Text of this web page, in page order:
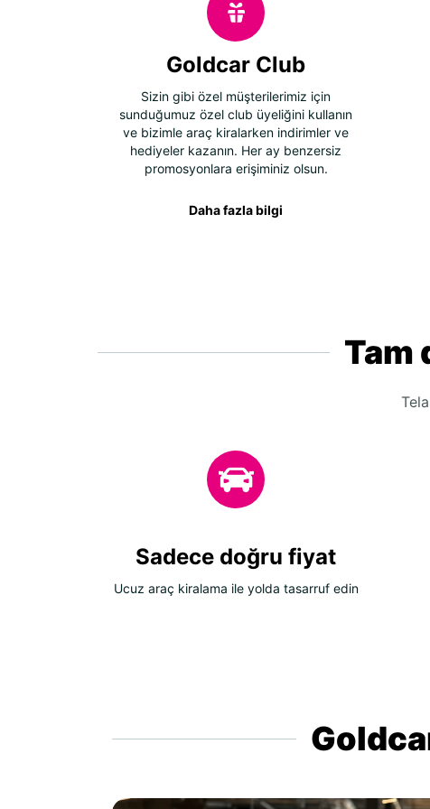
Goldcar Club
Sizin gibi özel müşterilerimiz için
sunduğumuz özel club üyeliğini kullanın
ve bizimle araç kiralarken indirimler ve
hediyeler kazanın. Her ay benzersiz
promosyonlara erişiminiz olsun.
Daha fazla bilgi
Tam
Sadece doğru fiyat
Ucuz araç kiralama ile yolda tasarruf edin